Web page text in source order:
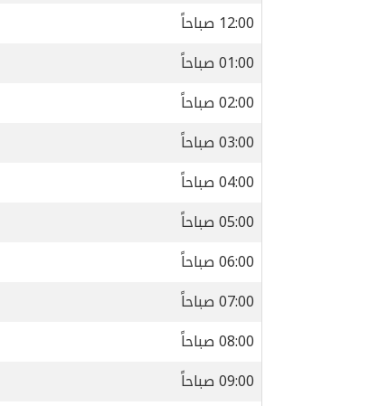
12:00 صباحاً
01:00 صباحاً
02:00 صباحاً
03:00 صباحاً
04:00 صباحاً
05:00 صباحاً
06:00 صباحاً
07:00 صباحاً
08:00 صباحاً
09:00 صباحاً